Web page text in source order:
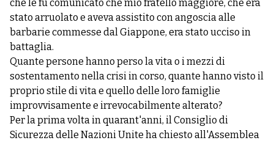
che le fu comunicato che mio fratello maggiore, che era
stato arruolato e aveva assistito con angoscia alle
barbarie commesse dal Giappone, era stato ucciso in
battaglia.
Quante persone hanno perso la vita o i mezzi di
sostentamento nella crisi in corso, quante hanno visto il
proprio stile di vita e quello delle loro famiglie
improvvisamente e irrevocabilmente alterato?
Per la prima volta in quarant'anni, il Consiglio di
Sicurezza delle Nazioni Unite ha chiesto all'Assemblea